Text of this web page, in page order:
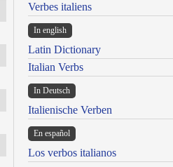
Verbes italiens
In english
Latin Dictionary
Italian Verbs
In Deutsch
Italienische Verben
En español
Los verbos italianos